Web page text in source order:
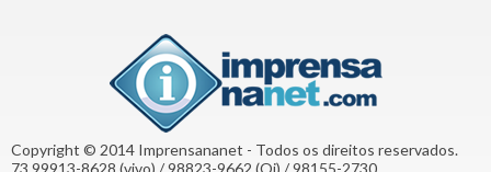
Copyright © 2014 Imprensananet - Todos os direitos reservados.
73 99913-8628 (vivo) / 98823-9662 (Oi) / 98155-2730